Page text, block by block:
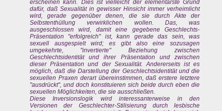
erscheinenkann. Dies ist vielleicht der elementarste Grund
dafür, daß Sexualität in gewisser Hinsicht immer verheimlicht
wird, gerade gegenüber denen, die sie durch Akte der
Selbstenthüllung verwirklichen wollen. Das, was
ausgeschlossen wird, damit eine gegebene Geschlechts-
Präsentation "erfolgreich" ist, kann gerade das sein, was
sexuell ausgespielt wird; es gibt also eine sozusagen
umgekehrte, "invertierte" Beziehung zwischen
Geschlechtsidentität und ihrer Präsentation und zwischen
dieser Präsentation und der Sexualität. Andererseits ist es
möglich, daß die Darstellung der Geschlechtsidentität und die
sexuellen Praxen derart übereinstimmen, daß erstere letztere
"ausdrückt", und doch konstituieren sich beide durch eben die
sexuellen Möglichkeiten, die sie ausschließen.
Diese Inversionslogik wird interessanterweise in den
Versionen der Geschlechter-Stilisierung durch lesbische